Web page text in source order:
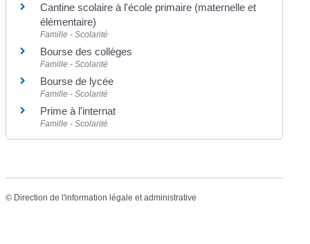
Cantine scolaire à l'école primaire (maternelle et
élémentaire)
Famille - Scolarité
Bourse des collèges
Famille - Scolarité
Bourse de lycée
Famille - Scolarité
Prime à l'internat
Famille - Scolarité
© Direction de l'information légale et administrative